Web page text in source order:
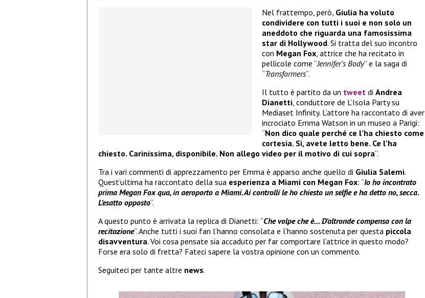
Nel frattempo, però, Giulia ha voluto
condividere con tutti i suoi e non solo un
aneddoto che riguarda una famosissima
star di Hollywood. Si tratta del suo incontro
con Megan Fox, attrice che ha recitato in
pellicole come “Jennifer’s Body” e la saga di
“Transformers“.
Il tutto è partito da un tweet di Andrea
Dianetti, conduttore de L’Isola Party su
Mediaset Infinity. L’attore ha raccontato di aver
incrociato Emma Watson in un museo a Parigi:
“Non dico quale perché ce l’ha chiesto come
cortesia. Sì, avete letto bene. Ce l’ha
chiesto. Carinissima, disponibile. Non allego video per il motivo di cui sopra“.
Tra i vari commenti di apprezzamento per Emma è apparso anche quello di Giulia Salemi.
Quest’ultima ha raccontato della sua esperienza a Miami con Megan Fox: “Io ho incontrato
prima Megan Fox qua, in aeroporto a Miami. Ai controlli le ho chiesto un selfie e ha detto no, secca.
L’esatto opposto“.
A questo punto è arrivata la replica di Dianetti: “Che volpe che è… D’altronde compensa con la
recitazione“. Anche tutti i suoi fan l’hanno consolata e l’hanno sostenuta per questa piccola
disavventura. Voi cosa pensate sia accaduto per far comportare l’attrice in questo modo?
Forse era solo di fretta? Fateci sapere la vostra opinione con un commento.
Seguiteci per tante altre news.